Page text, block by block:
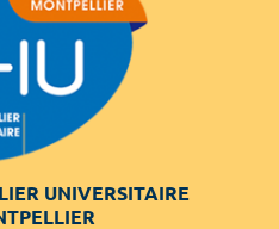
UNIVERSITAIRE